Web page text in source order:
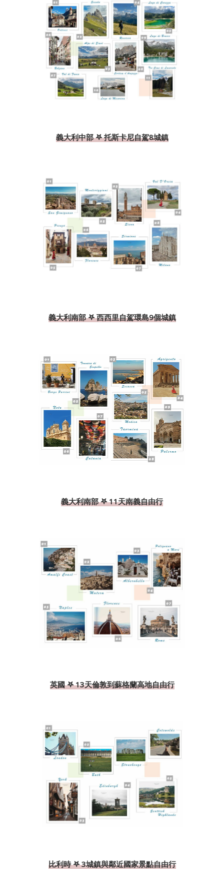
義大利中部 𖤐 托斯卡尼自駕8城鎮
義大利南部 𖤐 西西里自駕環島9個城鎮
義大利南部 𖤐 11天南義自由行
英國 𖤐 13天倫敦到蘇格蘭高地自由行
比利時 𖤐 3城鎮與鄰近國家景點自由行